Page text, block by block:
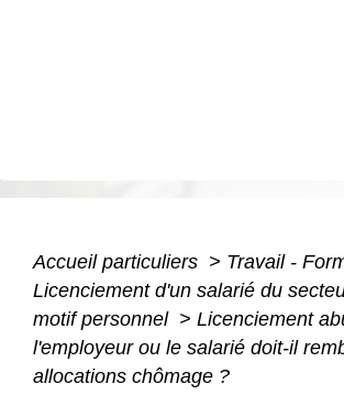
Accueil particuliers > Travail -
Licenciement d'un salarié du
motif personnel > Licenciement
l'employeur ou le salarié doit-il
allocations chômage ?